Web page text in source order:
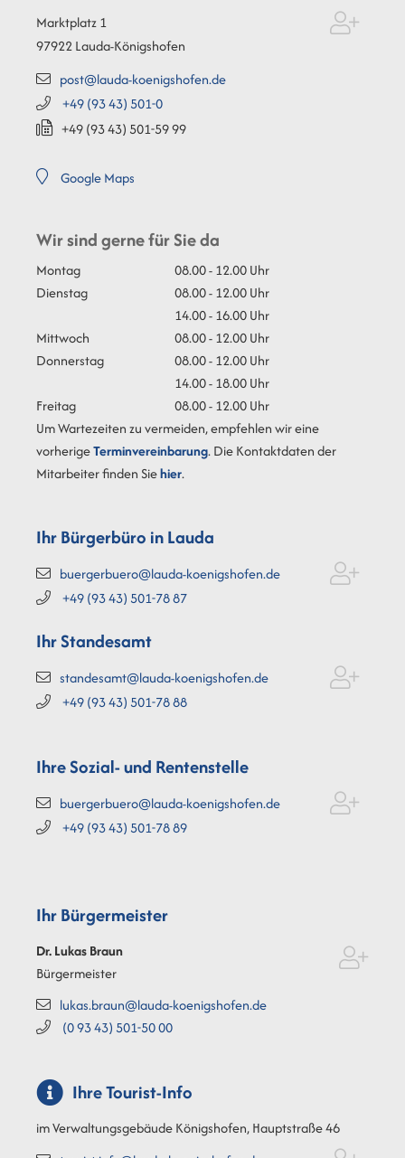
Marktplatz 1
97922Lauda-Königshofen
post@lauda-koenigshofen.de
+49 (9343) 501-0
+49 (9343) 501-5999
Google Maps
Wir sind gerne für Sie da
Montag
08.00 - 12.00 Uhr
Dienstag
08.00 - 12.00 Uhr
14.00 - 16.00 Uhr
Mittwoch
08.00 - 12.00 Uhr
Donnerstag
08.00 - 12.00 Uhr
14.00 - 18.00 Uhr
Freitag
08.00 - 12.00 Uhr
Um Wartezeiten zu vermeiden, empfehlen wir eine
vorherigeTerminvereinbarung. Die Kontaktdaten der
Mitarbeiter finden Siehier.
Ihr Bürgerbüro in Lauda
buergerbuero@lauda-koenigshofen.de
+49 (9343) 501-7887
Ihr Standesamt
standesamt@lauda-koenigshofen.de
+49 (9343) 501-7888
Ihre Sozial- und Rentenstelle
buergerbuero@lauda-koenigshofen.de
+49 (9343) 501-7889
Ihr Bürgermeister
Dr. LukasBraun
Bürgermeister
lukas.braun@lauda-koenigshofen.de
(09343) 501-5000
Ihre Tourist-Info
im Verwaltungsgebäude Königshofen, Hauptstraße 46